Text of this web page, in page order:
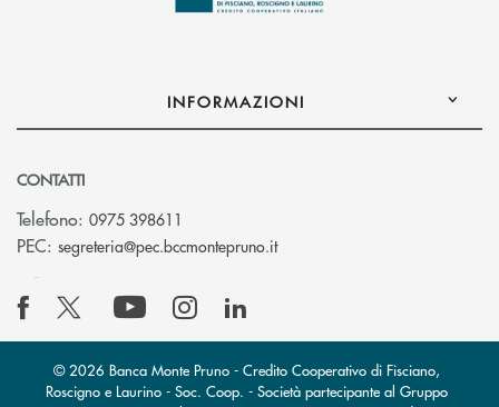
INFORMAZIONI
CONTATTI
Telefono: 0975 398611
PEC: segreteria@pec.bccmontepruno.it(si apre l’app di posta
© 2026 Banca Monte Pruno - Credito Cooperativo di Fisciano,
Roscigno e Laurino - Soc. Coop. - Società partecipante al Gruppo